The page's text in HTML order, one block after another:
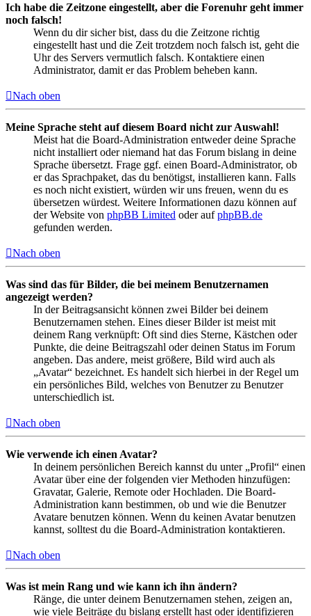
Ich habe die Zeitzone eingestellt, aber die Forenuhr geht immer
noch falsch!
Wenn du dir sicher bist, dass du die Zeitzone richtig
eingestellt hast und die Zeit trotzdem noch falsch ist, geht die
Uhr des Servers vermutlich falsch. Kontaktiere einen
Administrator, damit er das Problem beheben kann.
Nach oben
Meine Sprache steht auf diesem Board nicht zur Auswahl!
Meist hat die Board-Administration entweder deine Sprache
nicht installiert oder niemand hat das Forum bislang in deine
Sprache übersetzt. Frage ggf. einen Board-Administrator, ob
er das Sprachpaket, das du benötigst, installieren kann. Falls
es noch nicht existiert, würden wir uns freuen, wenn du es
übersetzen würdest. Weitere Informationen dazu können auf
der Website von phpBB Limited oder aufphpBB.de
gefunden werden.
Nach oben
Was sind das für Bilder, die bei meinem Benutzernamen
angezeigt werden?
In der Beitragsansicht können zwei Bilder bei deinem
Benutzernamen stehen. Eines dieser Bilder ist meist mit
deinem Rang verknüpft: Oft sind dies Sterne, Kästchen oder
Punkte, die deine Beitragszahl oder deinen Status im Forum
angeben. Das andere, meist größere, Bild wird auch als
„Avatar“ bezeichnet. Es handelt sich hierbei in der Regel um
ein persönliches Bild, welches von Benutzer zu Benutzer
unterschiedlich ist.
Nach oben
Wie verwende ich einen Avatar?
In deinem persönlichen Bereich kannst du unter „Profil“ einen
Avatar über eine der folgenden vier Methoden hinzufügen:
Gravatar, Galerie, Remote oder Hochladen. Die Board-
Administration kann bestimmen, ob und wie die Benutzer
Avatare benutzen können. Wenn du keinen Avatar benutzen
kannst, solltest du die Board-Administration kontaktieren.
Nach oben
Was ist mein Rang und wie kann ich ihn ändern?
Ränge, die unter deinem Benutzernamen stehen, zeigen an,
wie viele Beiträge du bislang erstellt hast oder identifizieren